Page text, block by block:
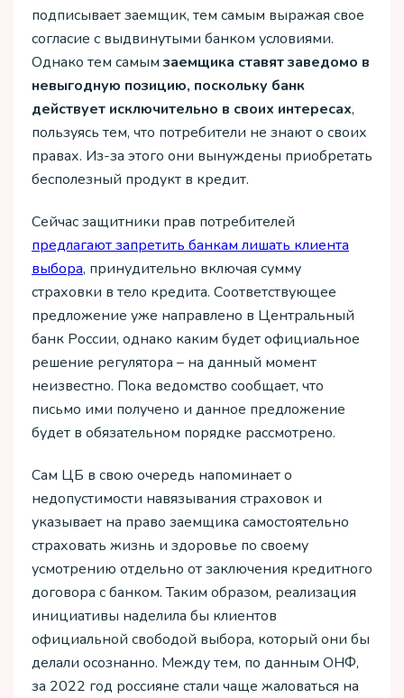
подписывает заемщик, тем самым выражая свое
согласие с выдвинутыми банком условиями.
Однако тем самымзаемщика ставят заведомо в
невыгодную позицию, поскольку банк
действует исключительно в своих интересах,
пользуясь тем, что потребители не знают о своих
правах. Из-за этого они вынуждены приобретать
бесполезный продукт в кредит.
Сейчас защитники прав потребителей
предлагают запретить банкам лишать клиента
выбора, принудительно включая сумму
страховки в тело кредита. Соответствующее
предложение уже направлено в Центральный
банк России, однако каким будет официальное
решение регулятора – на данный момент
неизвестно. Пока ведомство сообщает, что
письмо ими получено и данное предложение
будет в обязательном порядке рассмотрено.
Сам ЦБ в свою очередь напоминает о
недопустимости навязывания страховок и
указывает на право заемщика самостоятельно
страховать жизнь и здоровье по своему
усмотрению отдельно от заключения кредитного
договора с банком. Таким образом, реализация
инициативы наделила бы клиентов
официальной свободой выбора, который они бы
делали осознанно. Между тем, по данным ОНФ,
за 2022 год россияне стали чаще жаловаться на